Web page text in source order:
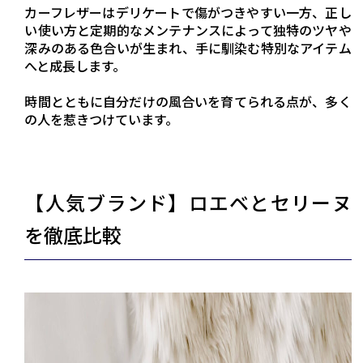
カーフレザーはデリケートで傷がつきやすい一方、正し
い使い方と定期的なメンテナンスによって独特のツヤや
深みのある色合いが生まれ、手に馴染む特別なアイテム
へと成長します。
時間とともに自分だけの風合いを育てられる点が、多く
の人を惹きつけています。
【人気ブランド】ロエベとセリーヌ
を徹底比較